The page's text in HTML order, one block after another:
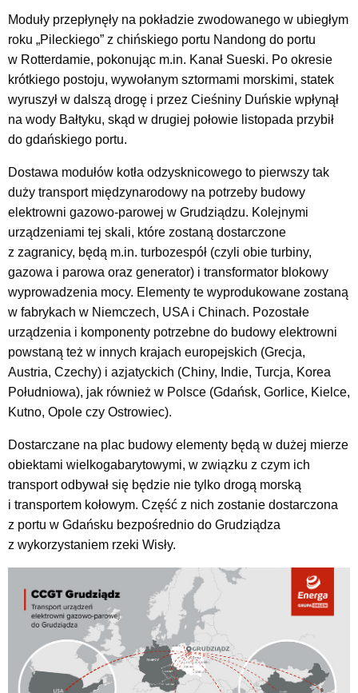
Moduły przepłynęły na pokładzie zwodowanego w ubiegłym
roku „Pileckiego” z chińskiego portu Nandong do portu
w Rotterdamie, pokonując m.in. Kanał Sueski. Po okresie
krótkiego postoju, wywołanym sztormami morskimi, statek
wyruszył w dalszą drogę i przez Cieśniny Duńskie wpłynął
na wody Bałtyku, skąd w drugiej połowie listopada przybił
do gdańskiego portu.
Dostawa modułów kotła odzysknicowego to pierwszy tak
duży transport międzynarodowy na potrzeby budowy
elektrowni gazowo-parowej w Grudziądzu. Kolejnymi
urządzeniami tej skali, które zostaną dostarczone
z zagranicy, będą m.in. turbozespół (czyli obie turbiny,
gazowa i parowa oraz generator) i transformator blokowy
wyprowadzenia mocy. Elementy te wyprodukowane zostaną
w fabrykach w Niemczech, USA i Chinach. Pozostałe
urządzenia i komponenty potrzebne do budowy elektrowni
powstaną też w innych krajach europejskich (Grecja,
Austria, Czechy) i azjatyckich (Chiny, Indie, Turcja, Korea
Południowa), jak również w Polsce (Gdańsk, Gorlice, Kielce,
Kutno, Opole czy Ostrowiec).
Dostarczane na plac budowy elementy będą w dużej mierze
obiektami wielkogabarytowymi, w związku z czym ich
transport odbywał się będzie nie tylko drogą morską
i transportem kołowym. Część z nich zostanie dostarczona
z portu w Gdańsku bezpośrednio do Grudziądza
z wykorzystaniem rzeki Wisły.